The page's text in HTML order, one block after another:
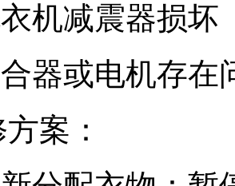
减震器损坏
或电机存在
案：